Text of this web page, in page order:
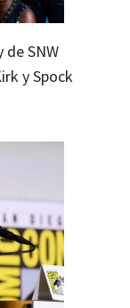
de SNW
y Spock